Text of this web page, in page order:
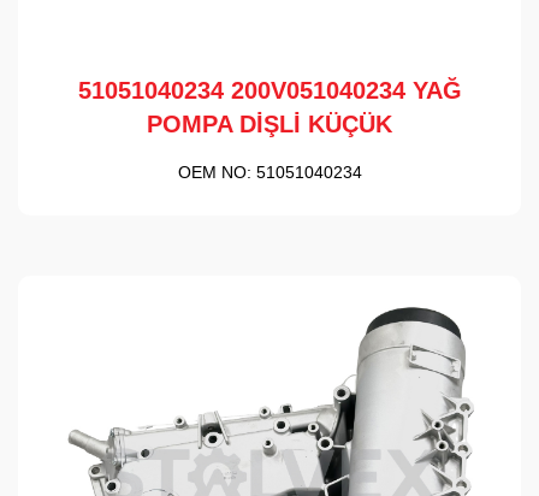
51051040234 200V051040234 YAĞ
POMPA DİŞLİ KÜÇÜK
OEM NO: 51051040234